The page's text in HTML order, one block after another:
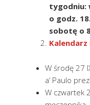
tygodniu:
o godz.
sobotę o
W środę 27
a’ Paulo
W czwartek